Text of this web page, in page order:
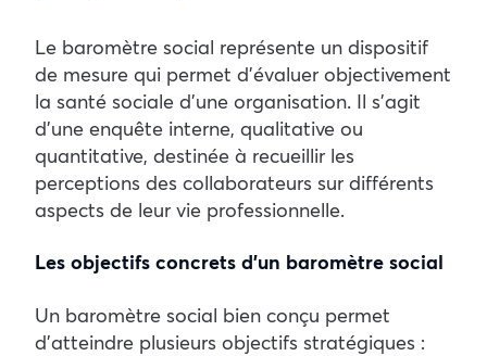
Le baromètre social représente un dispositif
de mesure qui permet d’évaluer objectivement
la santé sociale d’une organisation. Il s’agit
d’une enquête interne, qualitative ou
quantitative, destinée à recueillir les
perceptions des collaborateurs sur différents
aspects de leur vie professionnelle.
Les objectifs concrets d’un baromètre social
Un baromètre social bien conçu permet
d’atteindre plusieurs objectifs stratégiques :